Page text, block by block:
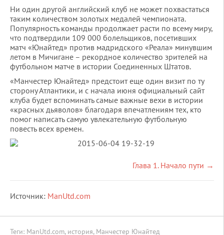
Ни один другой английский клуб не может похвастаться
таким количеством золотых медалей чемпионата.
Популярность команды продолжает расти по всему миру,
что подтвердили 109 000 болельщиков, посетивших
матч «Юнайтед» против мадридского «Реала» минувшим
летом в Мичигане – рекордное количество зрителей на
футбольном матче в истории Соединенных Штатов.
«Манчестер Юнайтед» предстоит еще один визит по ту
сторону Атлантики, и с начала июня официальный сайт
клуба будет вспоминать самые важные вехи в истории
«красных дьяволов» благодаря впечатлениям тех, кто
помог написать самую увлекательную футбольную
повесть всех времен.
Глава 1. Начало пути →
Источник: ManUtd.com
Теги: ManUtd.com, история, Манчестер Юнайтед